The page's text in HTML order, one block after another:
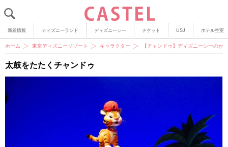
新着情報 ディズニーランド ディズニーシー チケット USJ ホテル空室
ホーム 東京ディズニーリゾート キャラクター 【チャンドゥ】ディズニーシーのか
太鼓をたたくチャンドゥ